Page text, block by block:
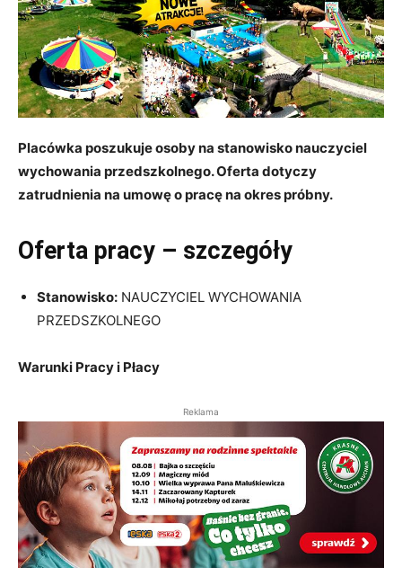
Placówka poszukuje osoby na stanowisko nauczyciel
wychowania przedszkolnego. Oferta dotyczy
zatrudnienia na umowę o pracę na okres próbny.
Oferta pracy – szczegóły
Stanowisko: NAUCZYCIEL WYCHOWANIA
PRZEDSZKOLNEGO
Warunki Pracy i Płacy
Reklama